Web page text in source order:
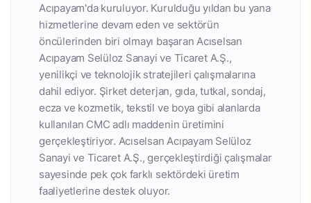
Acıpayam'da kuruluyor. Kurulduğu yıldan bu yana
hizmetlerine devam eden ve sektörün
öncülerinden biri olmayı başaran Acıselsan
Acıpayam Selüloz Sanayi ve Ticaret A.Ş.,
yenilikçi ve teknolojik stratejileri çalışmalarına
dahil ediyor. Şirket deterjan, gıda, tutkal, sondaj,
ecza ve kozmetik, tekstil ve boya gibi alanlarda
kullanılan CMC adlı maddenin üretimini
gerçekleştiriyor. Acıselsan Acıpayam Selüloz
Sanayi ve Ticaret A.Ş., gerçekleştirdiği çalışmalar
sayesinde pek çok farklı sektördeki üretim
faaliyetlerine destek oluyor.